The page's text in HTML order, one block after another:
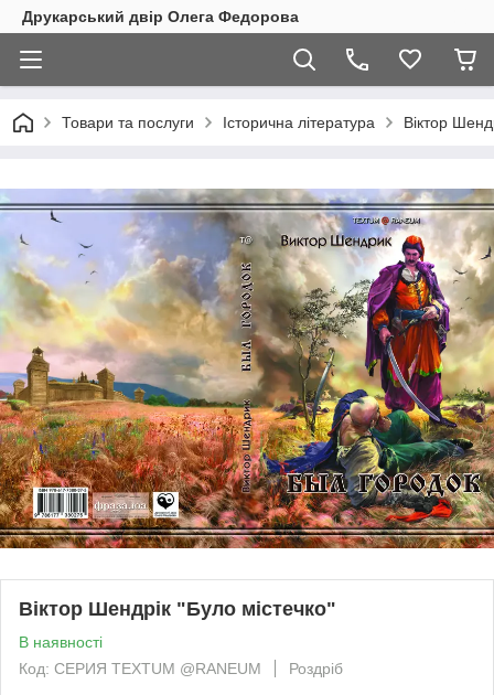
Друкарський двір Олега Федорова
Товари та послуги Історична література Віктор
Віктор Шендрік "Було містечко"
В наявності
Код: СЕРИЯ TEXTUM @RANEUM
Роздріб